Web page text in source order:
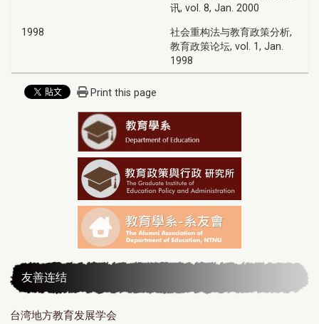
讯, vol. 8, Jan. 2000
1998
社会重构法与教育政策分析,
教育政策论坛, vol. 1, Jan.
1998
Print this page
友善连结
台湾地方教育发展学会